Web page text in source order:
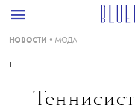
НОВОСТИ • МОДА
T
Теннисист